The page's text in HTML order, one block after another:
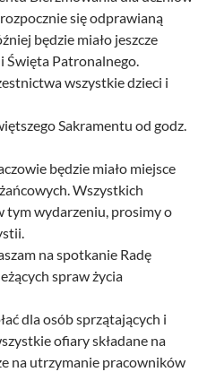
się odprawianą
będzie miało jeszcze
Święta Patronalnego.
wszystkie dzieci i
Sakramentu od godz.
będzie miało miejsce
Wszystkich
tym wydarzeniu, prosimy o
na spotkanie Radę
spraw życia
dla osób sprzątających i
ofiary składane na
na utrzymanie pracowników